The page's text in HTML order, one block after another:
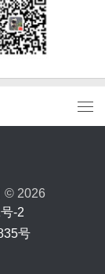
© 2026
-2
号